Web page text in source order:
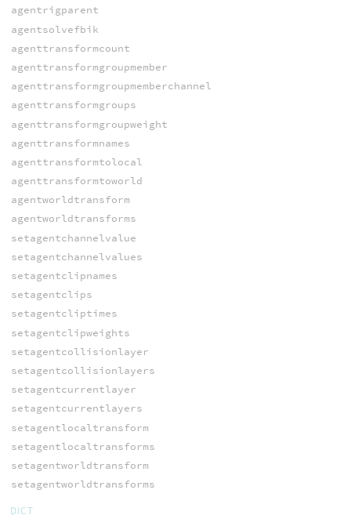
agentrigparent
agentsolvefbik
agenttransformcount
agenttransformgroupmember
agenttransformgroupmemberchannel
agenttransformgroups
agenttransformgroupweight
agenttransformnames
agenttransformtolocal
agenttransformtoworld
agentworldtransform
agentworldtransforms
setagentchannelvalue
setagentchannelvalues
setagentclipnames
setagentclips
setagentcliptimes
setagentclipweights
setagentcollisionlayer
setagentcollisionlayers
setagentcurrentlayer
setagentcurrentlayers
setagentlocaltransform
setagentlocaltransforms
setagentworldtransform
setagentworldtransforms
DICT